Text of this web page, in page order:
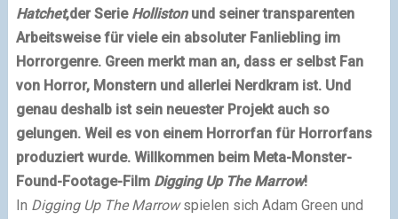
Hatchet,der Serie Hollistonund seiner transparenten
Arbeitsweise für viele ein absoluter Fanliebling im
Horrorgenre. Green merkt man an, dass er selbst Fan
von Horror, Monstern und allerlei Nerdkram ist. Und
genau deshalb ist sein neuester Projekt auch so
gelungen. Weil es von einem Horrorfan für Horrorfans
produziert wurde. Willkommen beim Meta-Monster-
Found-Footage-Film Digging Up The Marrow!
In Digging Up The Marrowspielen sich Adam Green und